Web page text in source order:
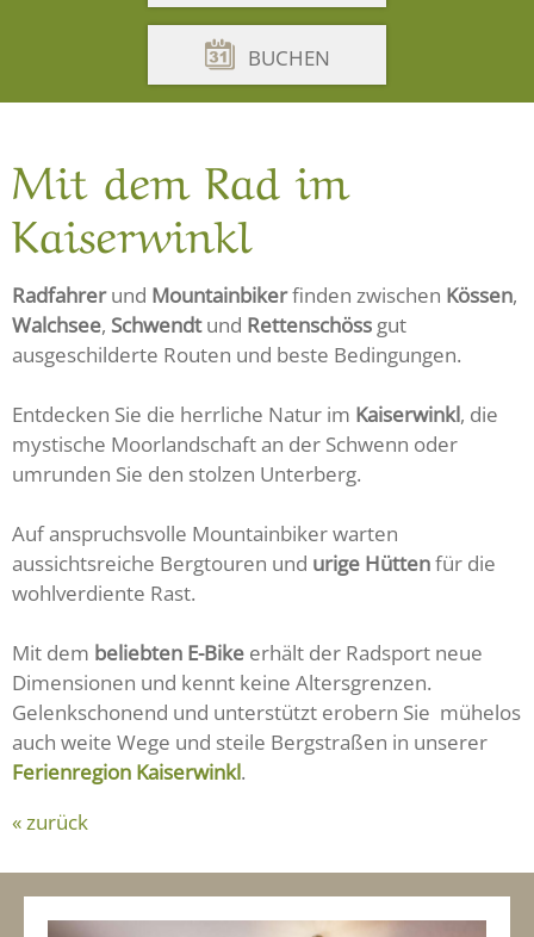
BUCHEN
Mit dem Rad im
Kaiserwinkl
Radfahrerund Mountainbikerfinden zwischen Kössen,
Walchsee, Schwendtund Rettenschöss gut
ausgeschilderte Routen und beste Bedingungen.
Entdecken Sie die herrliche Natur im Kaiserwinkl, die
mystische Moorlandschaft an der Schwenn oder
umrunden Sie den stolzen Unterberg.
Auf anspruchsvolle Mountainbiker warten
aussichtsreiche Bergtouren und urige Hüttenfür die
wohlverdiente Rast.
Mit dem beliebten E-Bike erhält der Radsport neue
Dimensionen und kennt keine Altersgrenzen.
Gelenkschonend und unterstützt erobern Sie mühelos
auch weite Wege und steile Bergstraßen in unserer
Ferienregion Kaiserwinkl.
« zurück